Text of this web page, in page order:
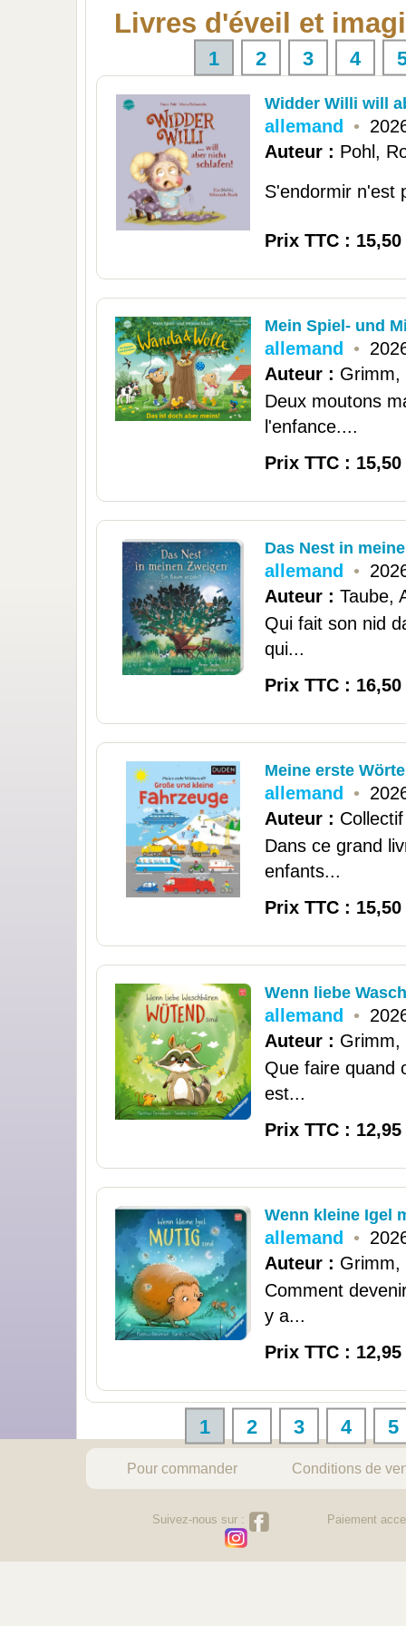
Livres d'éveil et
1 2 3 4
Widder Willi will
allemand •
Auteur : Pohl,
S'endormir n'est
Prix TTC : 15,50
Mein Spiel- und
allemand •
Auteur : Grimm,
Deux moutons
l'enfance....
Prix TTC : 15,50
Das Nest in
allemand •
Auteur : Taube,
Qui fait son nid
qui...
Prix TTC : 16,50
Meine erste
allemand •
Auteur : Collectif
Dans ce grand
enfants...
Prix TTC : 15,50
Wenn liebe
allemand •
Auteur : Grimm,
Que faire quand
est...
Prix TTC : 12,95
Wenn kleine Igel
allemand •
Auteur : Grimm,
Comment
y a...
Prix TTC : 12,95
1 2 3 4 5
Pour commander Conditions de
Suivez-nous sur : Paiement